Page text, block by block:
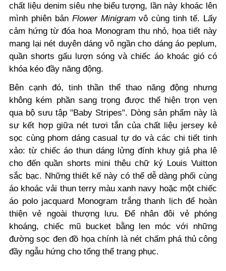
chất liệu denim siêu nhẹ biểu tượng, lần này khoác lên
mình phiên bản Flower Minigramvô cùng tinh tế. Lấy
cảm hứng từ đóa hoa Monogram thu nhỏ, họa tiết này
mang lại nét duyên dáng vô ngần cho dáng áo peplum,
quần shorts gấu lượn sóng và chiếc áo khoác gió có
khóa kéo đầy năng động.
Bên cạnh đó, tinh thần thể thao năng động nhưng
không kém phần sang trọng được thể hiện trọn vẹn
qua bộ sưu tập "Baby Stripes". Dòng sản phẩm này là
sự kết hợp giữa nét tươi tắn của chất liệu jersey kẻ
sọc cùng phom dáng casual tự do và các chi tiết tinh
xảo: từ chiếc áo thun dáng lửng đính khuy giả pha lê
cho đến quần shorts mini thêu chữ ký Louis Vuitton
sắc bạc. Những thiết kế này có thể dễ dàng phối cùng
áo khoác vải thun terry màu xanh navy hoặc một chiếc
áo polo jacquard Monogram trắng thanh lịch để hoàn
thiện vẻ ngoài thượng lưu. Để nhân đôi vẻ phóng
khoáng, chiếc mũ bucket bằng len móc với những
đường sọc đen đồ họa chính là nét chấm phá thủ công
đầy ngẫu hứng cho tổng thể trang phục.